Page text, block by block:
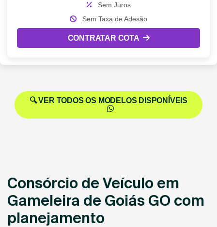
Sem Juros
Sem Taxa de Adesão
CONTRATAR COTA
🔍 VER TODOS OS MODELOS DISPONÍVEIS
Consórcio de Veículo em
Gameleira de Goiás GO com
planejamento